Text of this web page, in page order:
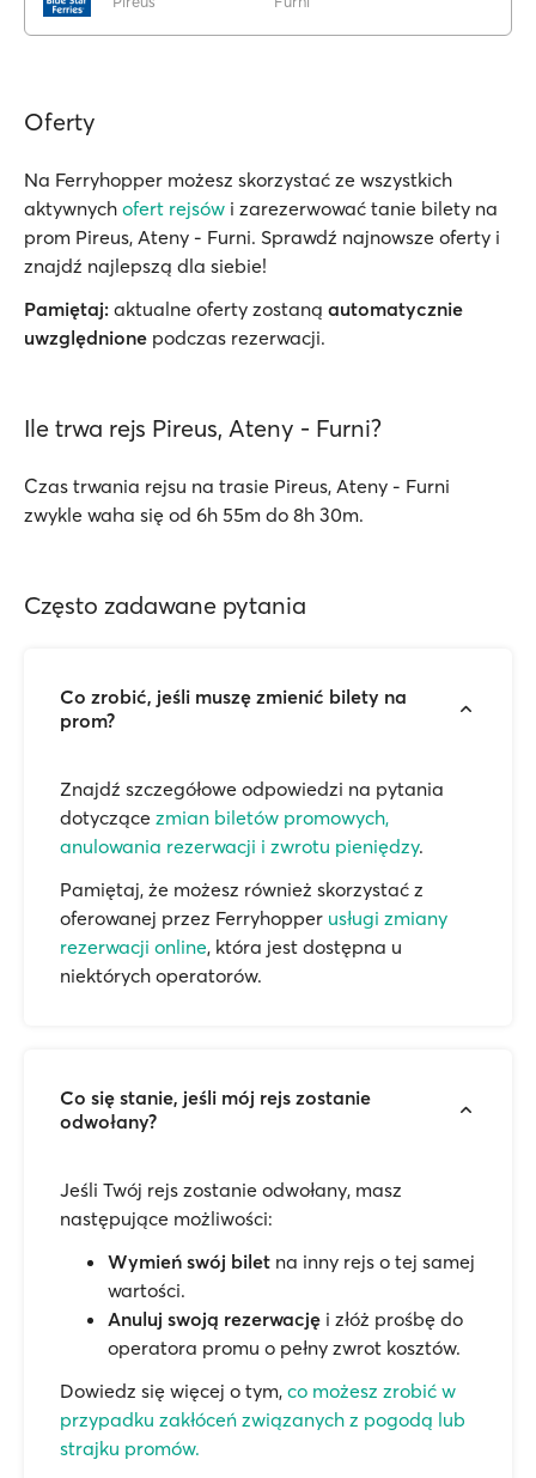
Oferty
Na Ferryhopper możesz skorzystać ze wszystkich
aktywnych ofert rejsów i zarezerwować tanie bilety na
prom Pireus, Ateny - Furni. Sprawdź najnowsze oferty i
znajdź najlepszą dla siebie!
Pamiętaj: aktualne oferty zostaną automatycznie
uwzględnione podczas rezerwacji.
Ile trwa rejs Pireus, Ateny - Furni?
Czas trwania rejsu na trasie Pireus, Ateny - Furni
zwykle waha się od 6h 55m do 8h 30m.
Często zadawane pytania
Co zrobić, jeśli muszę zmienić bilety na
prom?
Znajdź szczegółowe odpowiedzi na pytania
dotyczące zmian biletów promowych,
anulowania rezerwacji i zwrotu pieniędzy.
Pamiętaj, że możesz również skorzystać z
oferowanej przez Ferryhopper usługi zmiany
rezerwacji online, która jest dostępna u
niektórych operatorów.
Co się stanie, jeśli mój rejs zostanie
odwołany?
Jeśli Twój rejs zostanie odwołany, masz
następujące możliwości:
Wymień swój bilet na inny rejs o tej samej
wartości.
Anuluj swoją rezerwację i złóż prośbę do
operatora promu o pełny zwrot kosztów.
Dowiedz się więcej o tym, co możesz zrobić w
przypadku zakłóceń związanych z pogodą lub
strajku promów.